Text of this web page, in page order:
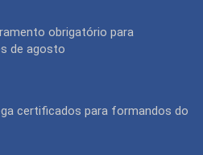
obrigatório para
de agosto
certificados para formandos do